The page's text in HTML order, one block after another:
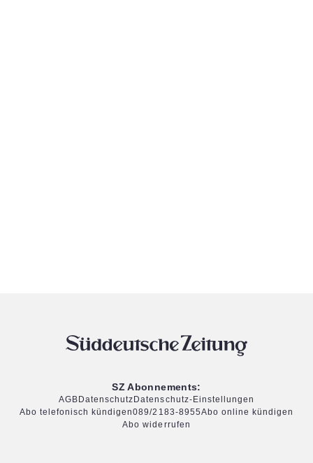
SZ Abonnements:
AGB Datenschutz Datenschutz-Einstellungen
Abo telefonisch kündigen089/2183-8955Abo online kündigen
Abo widerrufen